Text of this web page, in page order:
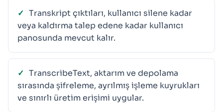
Transkript çıktıları, kullanıcı silene kadar
veya kaldırma talep edene kadar kullanıcı
panosunda mevcut kalır.
TranscribeText, aktarım ve depolama
sırasında şifreleme, ayrılmış işleme kuyrukları
ve sınırlı üretim erişimi uygular.